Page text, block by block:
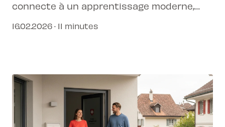
connecte à un apprentissage moderne,
Pittet simplifie ton parcours.
16.02.2026 · 11 minutes